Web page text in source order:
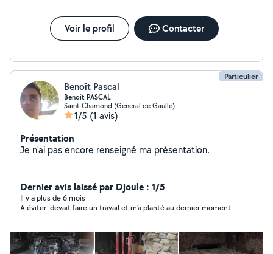
Voir le profil Contacter
Particulier
Benoît Pascal
Benoît PASCAL
Saint-Chamond (General de Gaulle)
1/5 (1 avis)
Présentation
Je n'ai pas encore renseigné ma présentation.
Dernier avis laissé par Djoule : 1/5
Il y a plus de 6 mois
A éviter. devait faire un travail et m'a planté au dernier moment.